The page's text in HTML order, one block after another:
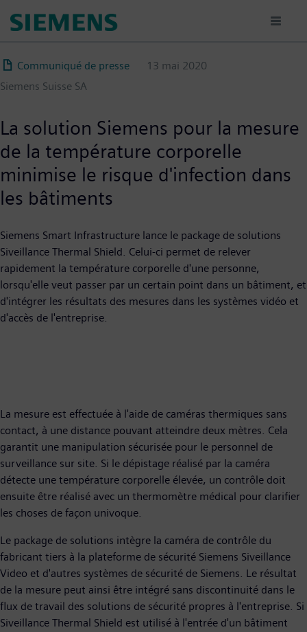
au
principal
Communiqué de presse
13 mai 2020
Siemens Suisse SA
La solution Siemens pour la mesure
de la température corporelle
minimise le risque d'infection dans
les bâtiments
Siemens Smart Infrastructure lance le package de solutions
Siveillance Thermal Shield. Celui-ci permet de relever
rapidement la température corporelle d'une personne,
lorsqu'elle veut passer par un certain point dans un bâtiment, et
d'intégrer les résultats des mesures dans les systèmes vidéo et
d'accès de l'entreprise.
La mesure est effectuée à l'aide de caméras thermiques sans
contact, à une distance pouvant atteindre deux mètres. Cela
garantit une manipulation sécurisée pour le personnel de
surveillance sur site. Si le dépistage réalisé par la caméra
détecte une température corporelle élevée, un contrôle doit
ensuite être réalisé avec un thermomètre médical pour clarifier
les choses de façon univoque.
Le package de solutions intègre la caméra de contrôle du
fabricant tiers à la plateforme de sécurité Siemens Siveillance
Video et d'autres systèmes de sécurité de Siemens. Le résultat
de la mesure peut ainsi être intégré sans discontinuité dans le
flux de travail des solutions de sécurité propres à l'entreprise. Si
Siveillance Thermal Shield est utilisé à l'entrée d'un bâtiment